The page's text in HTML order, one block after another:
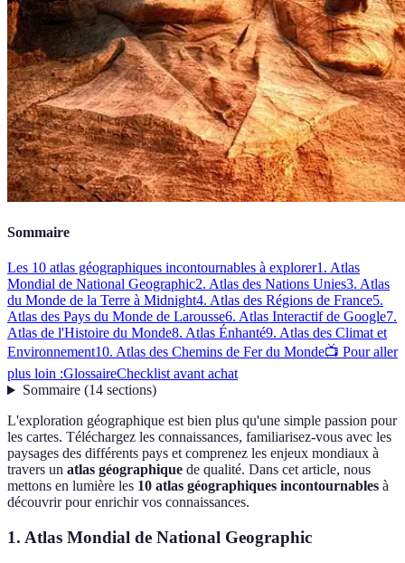
Sommaire
Les 10 atlas géographiques incontournables à explorer1. Atlas
Mondial de National Geographic2. Atlas des Nations Unies3. Atlas
du Monde de la Terre à Midnight4. Atlas des Régions de France5.
Atlas des Pays du Monde de Larousse6. Atlas Interactif de Google7.
Atlas de l'Histoire du Monde8. Atlas Énhanté9. Atlas des Climat et
Environnement10. Atlas des Chemins de Fer du Monde📺 Pour aller
plus loin :GlossaireChecklist avant achat
Sommaire(14 sections)
L'exploration géographique est bien plus qu'une simple passion pour
les cartes. Téléchargez les connaissances, familiarisez-vous avec les
paysages des différents pays et comprenez les enjeux mondiaux à
travers un atlas géographique de qualité. Dans cet article, nous
mettons en lumière les 10 atlas géographiques incontournables à
découvrir pour enrichir vos connaissances.
1. Atlas Mondial de National Geographic